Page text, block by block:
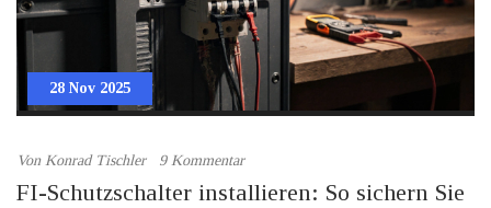
28 Nov 2025
Von Konrad Tischler 9 Kommentar
FI-Schutzschalter installieren: So sichern Sie